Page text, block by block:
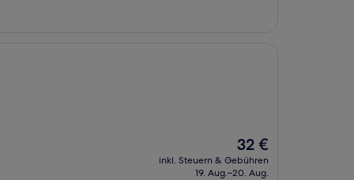
Der
Preis
beträgt
32 €
inkl. Steuern & Gebühren
19. Aug.–20. Aug.